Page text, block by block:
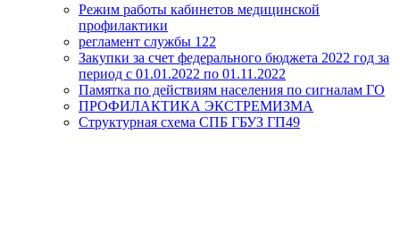
Режим работы кабинетов медицинской
профилактики
регламент службы 122
Закупки за счет федерального бюджета 2022 год за
период с 01.01.2022 по 01.11.2022
Памятка по действиям населения по сигналам ГО
ПРОФИЛАКТИКА ЭКСТРЕМИЗМА
Структурная схема СПБ ГБУЗ ГП49